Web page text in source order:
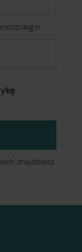
znajdziesz